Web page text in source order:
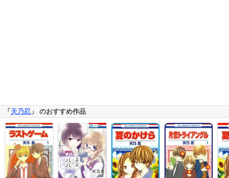
「天乃忍 」 のおすすめ作品